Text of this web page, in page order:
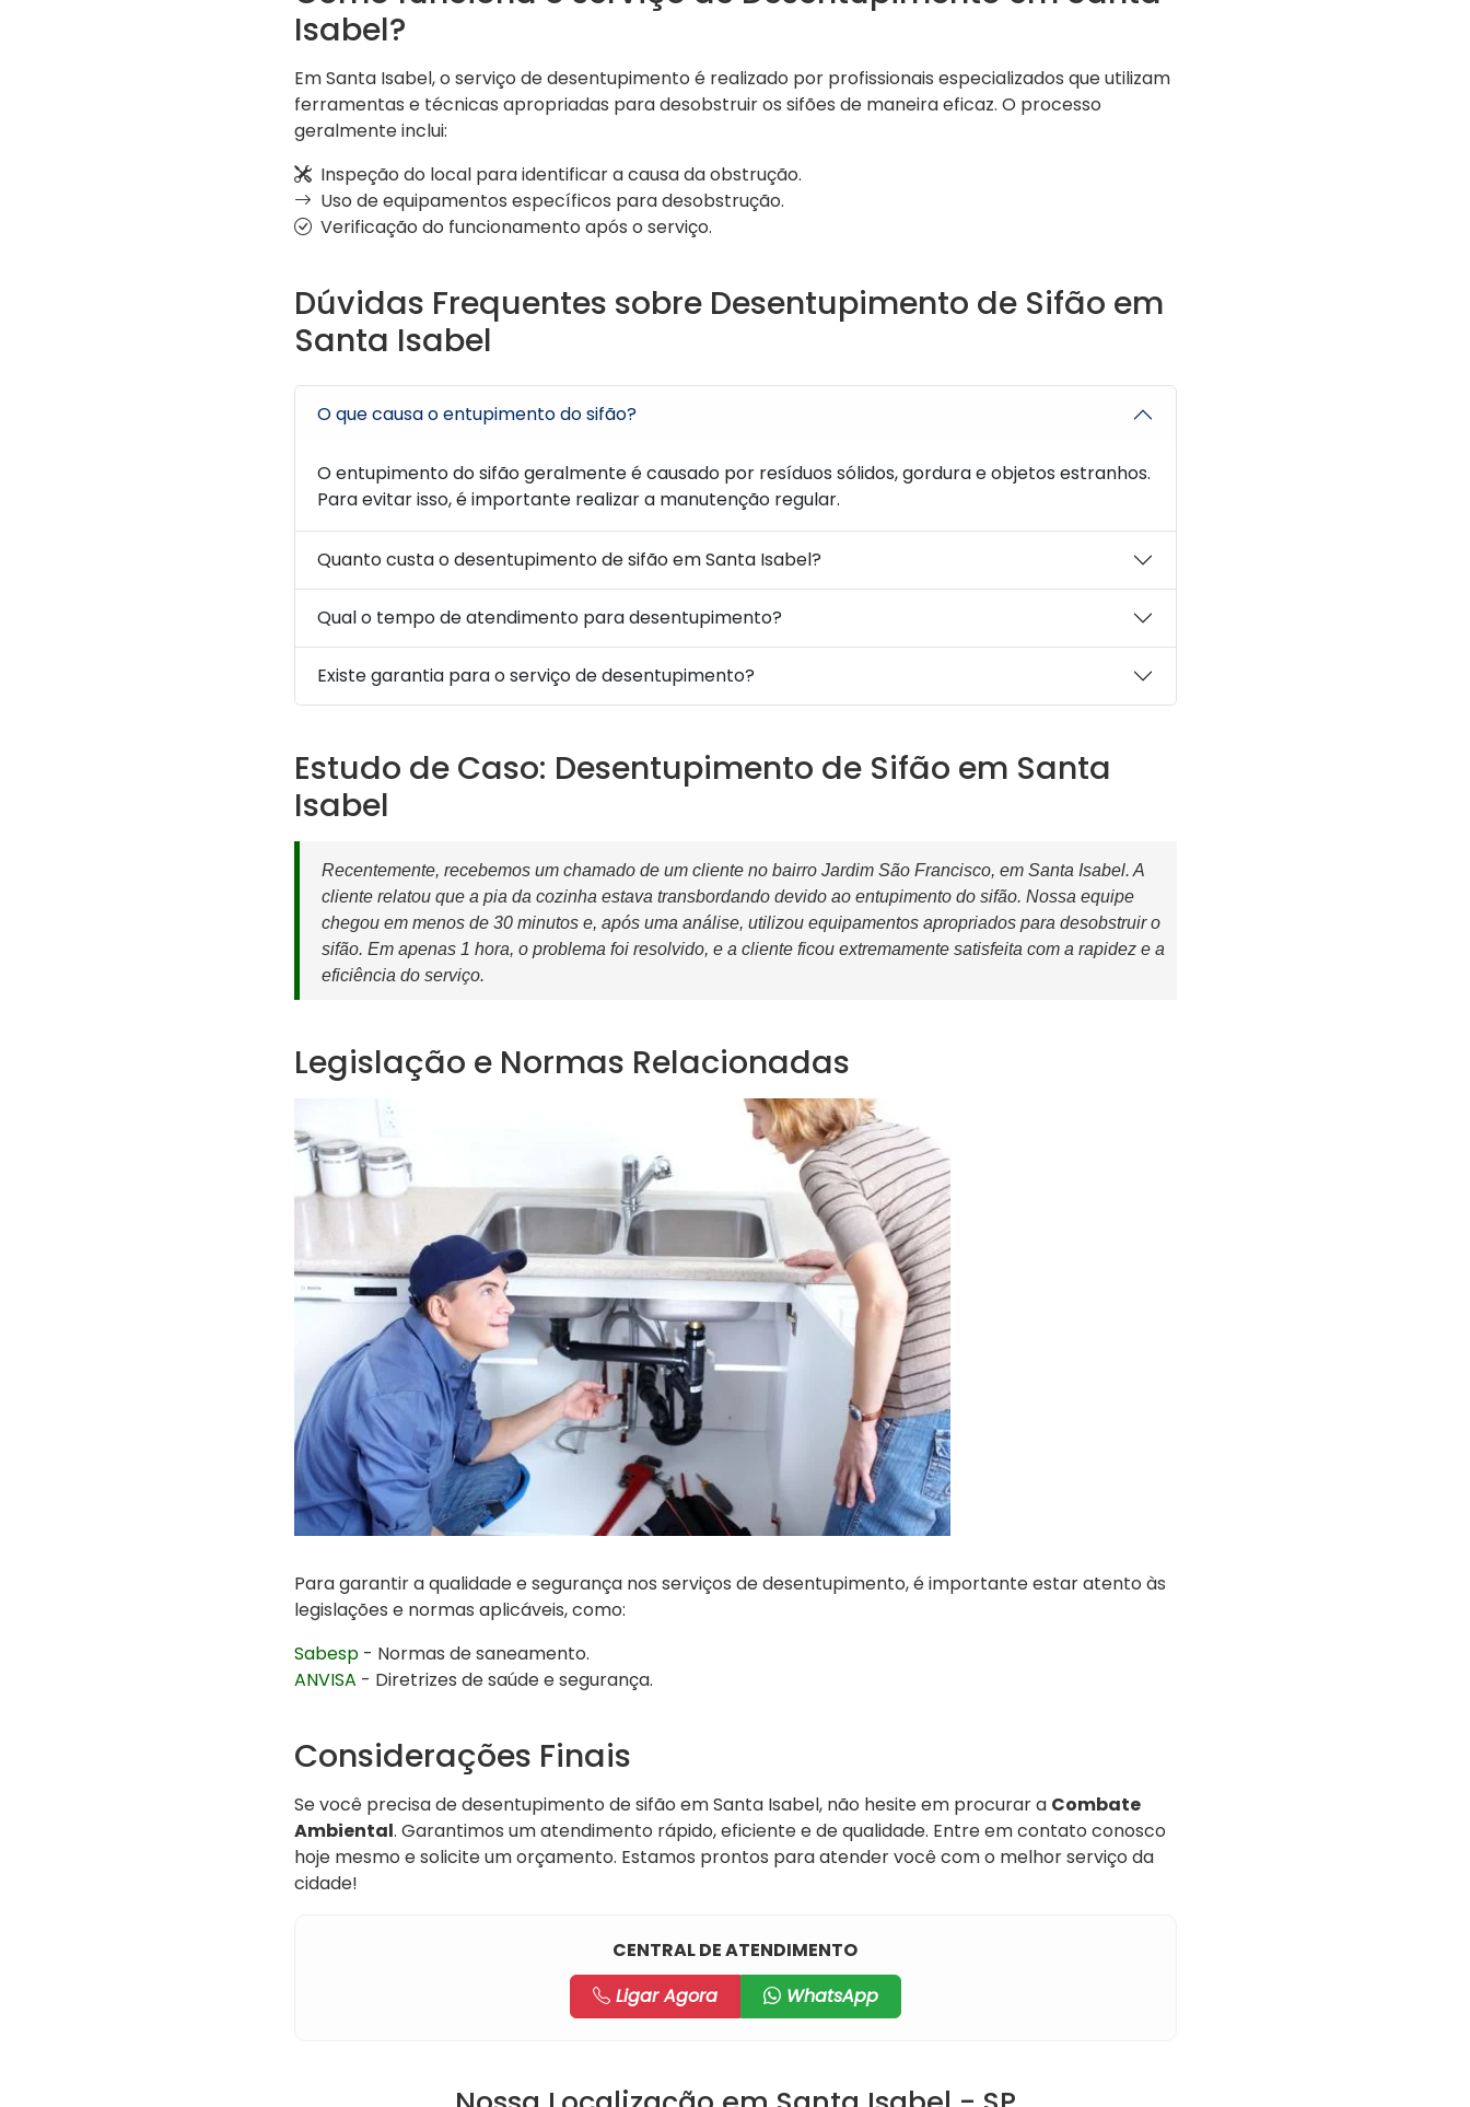
Isabel?
Em Santa Isabel, o serviço de desentupimento é realizado por profissionais especializados que utilizam
ferramentas e técnicas apropriadas para desobstruir os sifões de maneira eficaz. O processo
geralmente inclui:
Inspeção do local para identificar a causa da obstrução.
Uso de equipamentos específicos para desobstrução.
Verificação do funcionamento após o serviço.
Dúvidas Frequentes sobre Desentupimento de Sifão em
Santa Isabel
O que causa o entupimento do sifão?
O entupimento do sifão geralmente é causado por resíduos sólidos, gordura e objetos estranhos.
Para evitar isso, é importante realizar a manutenção regular.
Quanto custa o desentupimento de sifão em Santa Isabel?
Qual o tempo de atendimento para desentupimento?
Existe garantia para o serviço de desentupimento?
Estudo de Caso: Desentupimento de Sifão em Santa
Isabel
Recentemente, recebemos um chamado de um cliente no bairro Jardim São Francisco, em Santa Isabel. A
cliente relatou que a pia da cozinha estava transbordando devido ao entupimento do sifão. Nossa equipe
chegou em menos de 30 minutos e, após uma análise, utilizou equipamentos apropriados para desobstruir o
sifão. Em apenas 1 hora, o problema foi resolvido, e a cliente ficou extremamente satisfeita com a rapidez e a
eficiência do serviço.
Legislação e Normas Relacionadas
Para garantir a qualidade e segurança nos serviços de desentupimento, é importante estar atento às
legislações e normas aplicáveis, como:
Sabesp- Normas de saneamento.
ANVISA - Diretrizes de saúde e segurança.
Considerações Finais
Se você precisa de desentupimento de sifão em Santa Isabel, não hesite em procurar a Combate
Ambiental. Garantimos um atendimento rápido, eficiente e de qualidade. Entre em contato conosco
hoje mesmo e solicite um orçamento. Estamos prontos para atender você com o melhor serviço da
cidade!
CENTRAL DE ATENDIMENTO
Ligar Agora
WhatsApp